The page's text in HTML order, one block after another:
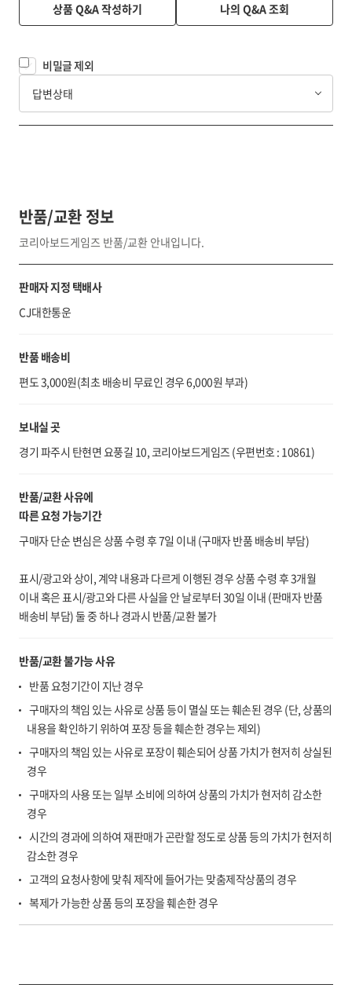
상품 Q&A 작성하기 나의 Q&A 조회
비밀글 제외
답변상태
반품/교환 정보
코리아보드게임즈 반품/교환 안내입니다.
판매자 지정 택배사
CJ대한통운
반품 배송비
편도 3,000원(최초 배송비 무료인 경우 6,000원 부과)
보내실 곳
경기 파주시 탄현면 요풍길 10, 코리아보드게임즈 (우편번호 : 10861)
반품/교환 사유에
따른 요청 가능기간
구매자 단순 변심은 상품 수령 후 7일 이내 (구매자 반품 배송비 부담)
표시/광고와 상이, 계약 내용과 다르게 이행된 경우 상품 수령 후 3개월
이내 혹은 표시/광고와 다른 사실을 안 날로부터 30일 이내 (판매자 반품
배송비 부담) 둘 중 하나 경과시 반품/교환 불가
반품/교환 불가능 사유
반품 요청기간이 지난 경우
구매자의 책임 있는 사유로 상품 등이 멸실 또는 훼손된 경우 (단, 상품의
내용을 확인하기 위하여 포장 등을 훼손한 경우는 제외)
구매자의 책임 있는 사유로 포장이 훼손되어 상품 가치가 현저히 상실된
경우
구매자의 사용 또는 일부 소비에 의하여 상품의 가치가 현저히 감소한
경우
시간의 경과에 의하여 재판매가 곤란할 정도로 상품 등의 가치가 현저히
감소한 경우
고객의 요청사항에 맞춰 제작에 들어가는 맞춤제작상품의 경우
복제가 가능한 상품 등의 포장을 훼손한 경우